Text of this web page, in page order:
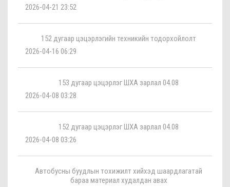
2026-04-21 23:52
152 дугаар цэцэрлэгийн техникийн тодорхойлолт
2026-04-16 06:29
153 дугаар цэцэрлэг ШХА зарлал 04.08
2026-04-08 03:28
152 дугаар цэцэрлэг ШХА зарлал 04.08
2026-04-08 03:26
Автобусны буудлын тохижилт хийхэд шаардлагатай
бараа материал худалдан авах